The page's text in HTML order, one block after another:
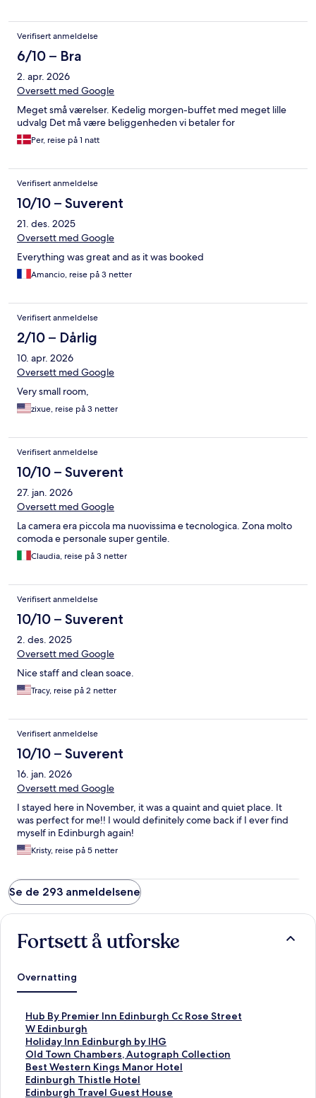
Verifisert anmeldelse
6/10 – Bra
2. apr. 2026
Oversett med Google
Meget små værelser. Kedelig morgen-buffet med meget lille
udvalg Det må være beliggenheden vi betaler for
Per, reise på 1 natt
Verifisert anmeldelse
10/10 – Suverent
21. des. 2025
Oversett med Google
Everything was great and as it was booked
Amancio, reise på 3 netter
Verifisert anmeldelse
2/10 – Dårlig
10. apr. 2026
Oversett med Google
Very small room,
zixue, reise på 3 netter
Verifisert anmeldelse
10/10 – Suverent
27. jan. 2026
Oversett med Google
La camera era piccola ma nuovissima e tecnologica. Zona molto
comoda e personale super gentile.
Claudia, reise på 3 netter
Verifisert anmeldelse
10/10 – Suverent
2. des. 2025
Oversett med Google
Nice staff and clean soace.
Tracy, reise på 2 netter
Verifisert anmeldelse
10/10 – Suverent
16. jan. 2026
Oversett med Google
I stayed here in November, it was a quaint and quiet place. It
was perfect for me!! I would definitely come back if I ever find
myself in Edinburgh again!
Kristy, reise på 5 netter
Se de 293 anmeldelsene
Fortsett å utforske
Overnatting
Hub By Premier Inn Edinburgh Cc Rose Street
L
i
n
k
s
o
m
W Edinburgh
L
i
n
k
s
o
Holiday Inn Edinburgh by IHG
L
i
n
k
s
Old Town Chambers, Autograph Collection
L
i
n
k
Best Western Kings Manor Hotel
L
i
n
Edinburgh Thistle Hotel
L
iEdinburgh Travel Guest House
L